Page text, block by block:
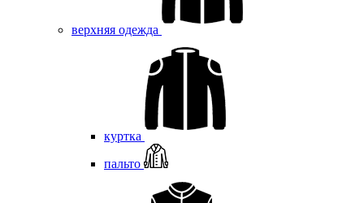
верхняя одежда
куртка
пальто